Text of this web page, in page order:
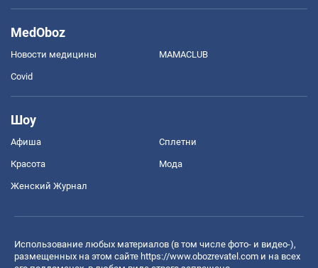
MedOboz
Новости медицины MAMACLUB
Covid
Шоу
Афиша Сплетни
Красота Мода
Женский Журнал
Использование любых материалов (в том числе фото- и видео-),
размещенных на этом сайте https://www.obozrevatel.com и на всех